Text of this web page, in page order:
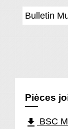
Bulletin
Pièces
file_download BSC